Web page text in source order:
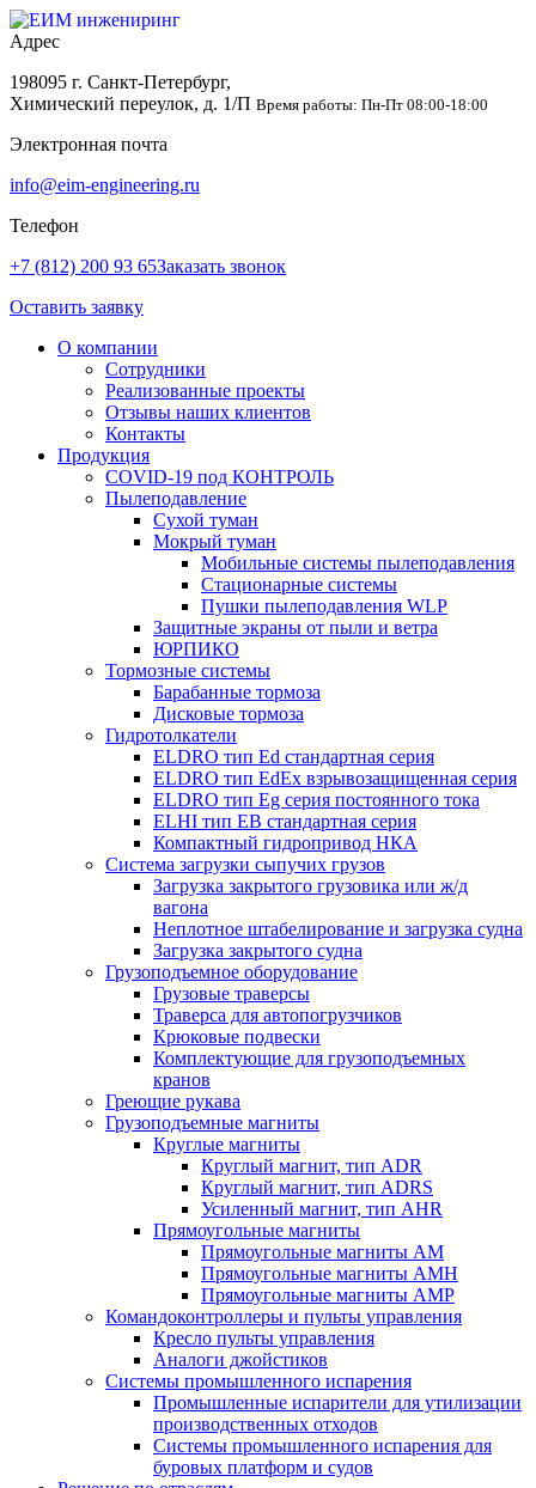
Адрес
198095 г. Санкт-Петербург,
Химический переулок, д. 1/П Время работы: Пн-Пт 08:00-18:00
Электронная почта
info@eim-engineering.ru
Телефон
+7 (812) 200 93 65Заказать звонок
Оставить заявку
О компании
Сотрудники
Реализованные проекты
Отзывы наших клиентов
Контакты
Продукция
COVID-19 под КОНТРОЛЬ
Пылеподавление
Сухой туман
Мокрый туман
Мобильные системы пылеподавления
Стационарные системы
Пушки пылеподавления WLP
Защитные экраны от пыли и ветра
ЮРПИКО
Тормозные системы
Барабанные тормоза
Дисковые тормоза
Гидротолкатели
ELDRO тип Ed стандартная серия
ELDRO тип EdEx взрывозащищенная серия
ELDRO тип Eg серия постоянного тока
ELHI тип ЕВ стандартная серия
Компактный гидропривод НКА
Система загрузки сыпучих грузов
Загрузка закрытого грузовика или ж/д
вагона
Неплотное штабелирование и загрузка судна
Загрузка закрытого судна
Грузоподъемное оборудование
Грузовые траверсы
Траверса для автопогрузчиков
Крюковые подвески
Комплектующие для грузоподъемных
кранов
Греющие рукава
Грузоподъемные магниты
Круглые магниты
Круглый магнит, тип ADR
Круглый магнит, тип ADRS
Усиленный магнит, тип AHR
Прямоугольные магниты
Прямоугольные магниты AM
Прямоугольные магниты AMH
Прямоугольные магниты AMP
Командоконтроллеры и пульты управления
Кресло пульты управления
Аналоги джойстиков
Системы промышленного испарения
Промышленные испарители для утилизации
производственных отходов
Системы промышленного испарения для
буровых платформ и судов